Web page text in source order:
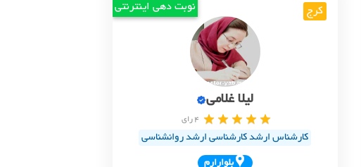
کرج نوبت دهی اینترنتی
لیلا غلامی
4 رای
کارشناس ارشد کارشناسی ارشد روانشناسی
بلوارارم